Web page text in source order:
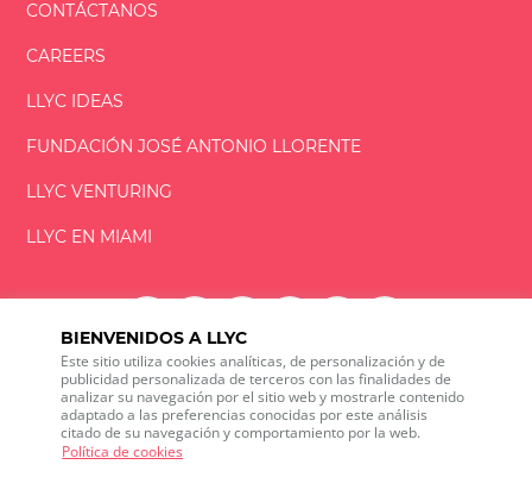
BIENVENIDOS A LLYC
Este sitio utiliza cookies analíticas, de personalización y de
publicidad personalizada de terceros con las finalidades de
analizar su navegación por el sitio web y mostrarle contenido
adaptado a las preferencias conocidas por este análisis
citado de su navegación y comportamiento por la web.
Política de cookies
CONTÁCTANOS
CAREERS
LLYC IDEAS
FUNDACIÓNJOSÉ ANTONIO LLORENTE
LLYC VENTURING
LLYC EN MIAMI
LLYC © 2026 Todos los derechos reservados
ES EN PT BR
600 Brickell Avenue, Suite 2125 Miami, Florida 33131